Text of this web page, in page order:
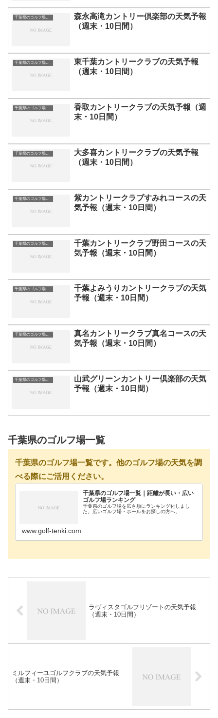
千葉県のゴルフ場一覧｜距離が長い・広いゴルフ場ランキング
森永高滝カントリー倶楽部の天気予報
（週末・10日間）
千葉県のゴルフ場一覧｜距離が長い・広いゴルフ場ランキング
東千葉カントリークラブの天気予報
（週末・10日間）
千葉県のゴルフ場一覧｜距離が長い・広いゴルフ場ランキング
香取カントリークラブの天気予報（週
末・10日間）
千葉県のゴルフ場一覧｜距離が長い・広いゴルフ場ランキング
大多喜カントリークラブの天気予報
（週末・10日間）
千葉県のゴルフ場一覧｜距離が長い・広いゴルフ場ランキング
紫カントリークラブすみれコースの天
気予報（週末・10日間）
千葉県のゴルフ場一覧｜距離が長い・広いゴルフ場ランキング
千葉カントリークラブ野田コースの天
気予報（週末・10日間）
千葉県のゴルフ場一覧｜距離が長い・広いゴルフ場ランキング
千葉よみうりカントリークラブの天気
予報（週末・10日間）
千葉県のゴルフ場一覧｜距離が長い・広いゴルフ場ランキング
真名カントリークラブ真名コースの天
気予報（週末・10日間）
千葉県のゴルフ場一覧｜距離が長い・広いゴルフ場ランキング
山武グリーンカントリー倶楽部の天気
予報（週末・10日間）
千葉県のゴルフ場一覧
千葉県のゴルフ場一覧です。他のゴルフ場の天気を調
べる際にご活用ください。
千葉県のゴルフ場一覧｜距離が長い・広い
ゴルフ場ランキング
千葉県のゴルフ場を広さ順にランキング化しまし
た。広いゴルフ場・ホールをお探しの方へ。
www.golf-tenki.com
ラヴィスタゴルフリゾートの天気予報
（週末・10日間）
ミルフィーユゴルフクラブの天気予報
（週末・10日間）